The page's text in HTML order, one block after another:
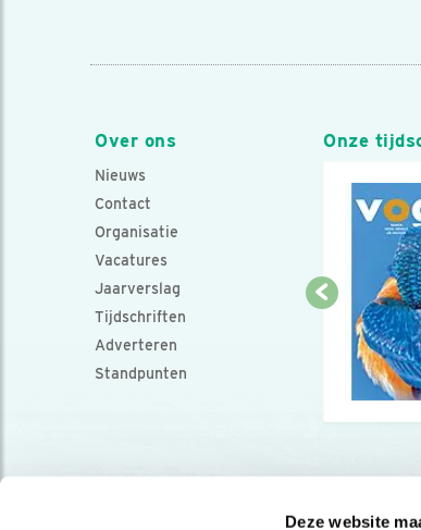
Deze website
Over ons
Nieuws
Contact
Organisatie
Vacatures
Jaarverslag
Tijdschriften
Adverteren
Standpunten
Onze